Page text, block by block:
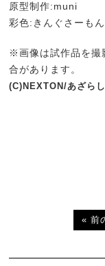
原型制作:muni
彩色:きんぐさーもん
※画像は試作品を撮
合があります。
(C)NEXTON/あざら
« 前